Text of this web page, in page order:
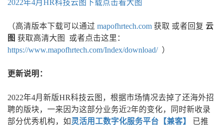
2022年4月HR科技云图下载点击看大图
（高清版本下载可以通过 mapofhrtech.com 获取 或者回复 云
图 获取高清大图 或者点击这里：
https://www.mapofhrtech.com/Index/download/）
更新说明：
2022年4月新版HR科技云图，根据市场情况去掉了还海外招
聘的版块，一来因为这部分业务近2年的变化，同时新收录
部分优秀机构，如灵活用工数字化服务平台【兼客】
已推